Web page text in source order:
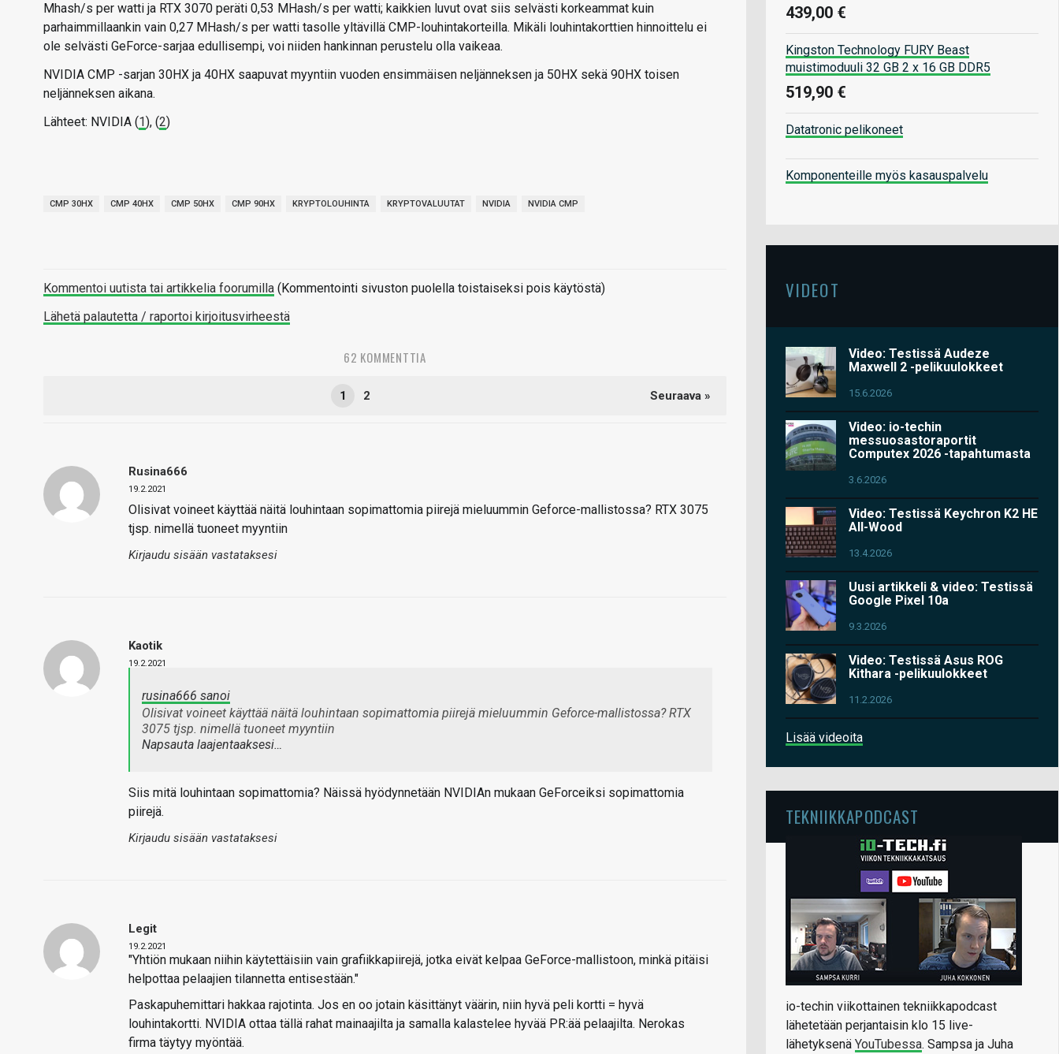
Mhash/s per watti ja RTX 3070 peräti 0,53 MHash/s per watti; kaikkien luvut ovat siis selvästi korkeammat kuin
parhaimmillaankin vain 0,27 MHash/s per watti tasolle yltävillä CMP-louhintakorteilla. Mikäli louhintakorttien hinnoittelu ei
ole selvästi GeForce-sarjaa edullisempi, voi niiden hankinnan perustelu olla vaikeaa.
NVIDIA CMP -sarjan 30HX ja 40HX saapuvat myyntiin vuoden ensimmäisen neljänneksen ja 50HX sekä 90HX toisen
neljänneksen aikana.
Lähteet: NVIDIA (1), (2)
CMP 30HX CMP 40HX CMP 50HX CMP 90HX KRYPTOLOUHINTA KRYPTOVALUUTAT NVIDIA NVIDIA CMP
Kommentoi uutista tai artikkelia foorumilla (Kommentointi sivuston puolella toistaiseksi pois käytöstä)
Lähetä palautetta / raportoi kirjoitusvirheestä
62 KOMMENTTIA
1 2 Seuraava »
Rusina666
19.2.2021
Olisivat voineet käyttää näitä louhintaan sopimattomia piirejä mieluummin Geforce-mallistossa? RTX 3075
tjsp. nimellä tuoneet myyntiin
Kirjaudu sisään vastataksesi
Kaotik
19.2.2021
rusina666 sanoi
Olisivat voineet käyttää näitä louhintaan sopimattomia piirejä mieluummin Geforce-mallistossa? RTX
3075 tjsp. nimellä tuoneet myyntiin
Napsauta laajentaaksesi…
Siis mitä louhintaan sopimattomia? Näissä hyödynnetään NVIDIAn mukaan GeForceiksi sopimattomia
piirejä.
Kirjaudu sisään vastataksesi
Legit
19.2.2021
"Yhtiön mukaan niihin käytettäisiin vain grafiikkapiirejä, jotka eivät kelpaa GeForce-mallistoon, minkä pitäisi
helpottaa pelaajien tilannetta entisestään."
Paskapuhemittari hakkaa rajotinta. Jos en oo jotain käsittänyt väärin, niin hyvä peli kortti = hyvä
louhintakortti. NVIDIA ottaa tällä rahat mainaajilta ja samalla kalastelee hyvää PR:ää pelaajilta. Nerokas
firma täytyy myöntää.
439,00 €
Kingston Technology FURY Beast
muistimoduuli 32 GB 2 x 16 GB DDR5
519,90 €
Datatronic pelikoneet
Komponenteille myös kasauspalvelu
VIDEOT
Video: Testissä Audeze
Maxwell 2 -pelikuulokkeet
15.6.2026
Video: io-techin
messuosastoraportit
Computex 2026 -tapahtumasta
3.6.2026
Video: Testissä Keychron K2 HE
All-Wood
13.4.2026
Uusi artikkeli & video: Testissä
Google Pixel 10a
9.3.2026
Video: Testissä Asus ROG
Kithara -pelikuulokkeet
11.2.2026
Lisää videoita
TEKNIIKKAPODCAST
io-techin viikottainen tekniikkapodcast
lähetetään perjantaisin klo 15 live-
lähetyksenä YouTubessa. Sampsa ja Juha